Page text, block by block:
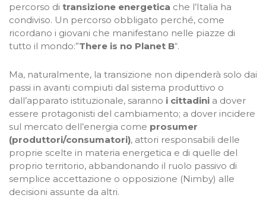
percorso di transizione energetica che l’Italia ha
condiviso. Un percorso obbligato perché, come
ricordano i giovani che manifestano nelle piazze di
tutto il mondo:”There is no Planet B“.
Ma, naturalmente, la transizione non dipenderà solo dai
passi in avanti compiuti dal sistema produttivo o
dall’apparato istituzionale, saranno i cittadini a dover
essere protagonisti del cambiamento; a dover incidere
sul mercato dell’energia come prosumer
(produttori/consumatori), attori responsabili delle
proprie scelte in materia energetica e di quelle del
proprio territorio, abbandonando il ruolo passivo di
semplice accettazione o opposizione (Nimby) alle
decisioni assunte da altri.